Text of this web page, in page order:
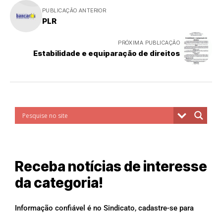
PUBLICAÇÃO ANTERIOR
PLR
PRÓXIMA PUBLICAÇÃO
Estabilidade e equiparação de direitos
Receba notícias de interesse
da categoria!
Informação confiável é no Sindicato, cadastre-se para